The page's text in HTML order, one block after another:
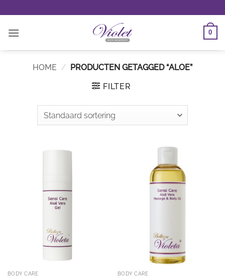
naar
inhoud
0
HOME / PRODUCTEN GETAGGED “ALOE”
FILTER
BODY CARE BODY CARE